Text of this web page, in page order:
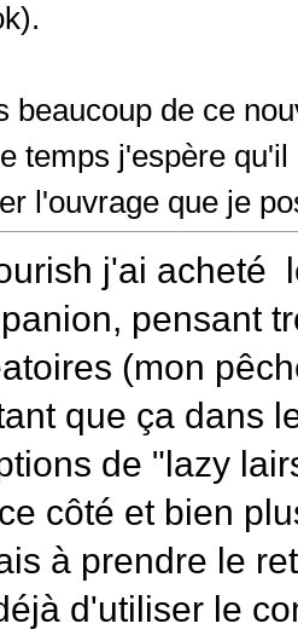
beaucoup de ce
temps j'espère qu'il
l'ouvrage que je
j'ai acheté
pensant
(mon
que ça dans
de "lazy
côté et bien
à prendre le
d'utiliser le